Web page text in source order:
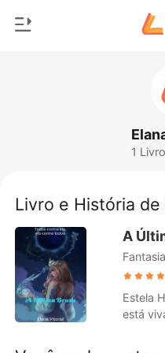
Baixar App
Lobisomem
Romance
Bilionários
Ranking
1
Livro e História de
A
Fantasia
Estela
está